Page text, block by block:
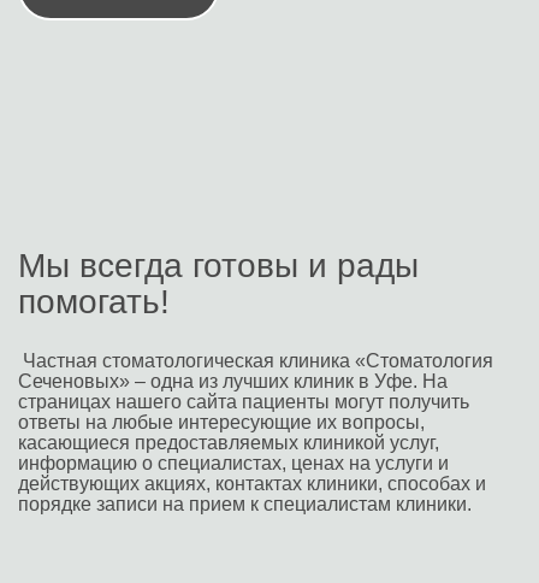
Мы всегда готовы и рады
помогать!
Частная стоматологическая клиника «Стоматология
Сеченовых» – одна из лучших клиник в Уфе. На
страницах нашего сайта пациенты могут получить
ответы на любые интересующие их вопросы,
касающиеся предоставляемых клиникой услуг,
информацию о специалистах, ценах на услуги и
действующих акциях, контактах клиники, способах и
порядке записи на прием к специалистам клиники.